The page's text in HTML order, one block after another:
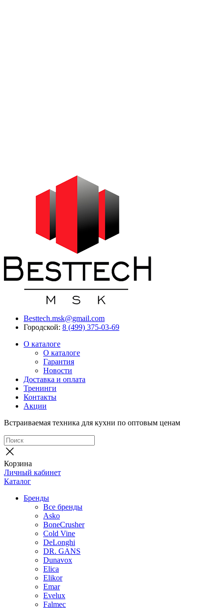
Besttech.msk@gmail.com
Городской: 8 (499) 375-03-69
О каталоге
О каталоге
Гарантия
Новости
Доставка и оплата
Тренинги
Контакты
Акции
Встраиваемая техника для кухни по оптовым ценам
Корзина
Личный кабинет
Каталог
Бренды
Все бренды
Asko
BoneCrusher
Cold Vine
DeLonghi
DR. GANS
Dunavox
Elica
Elikor
Emar
Evelux
Falmec